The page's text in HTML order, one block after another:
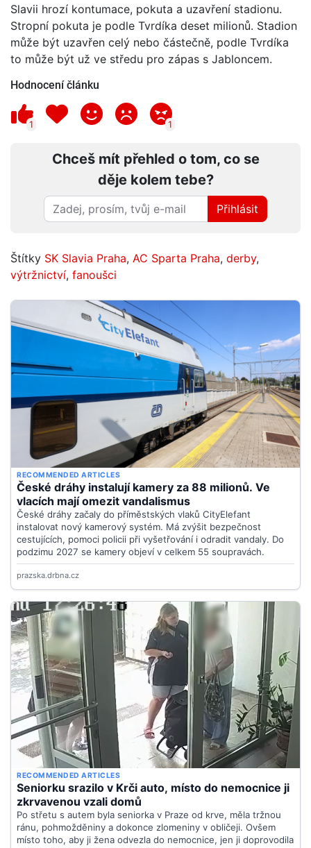
Slavii hrozí kontumace, pokuta a uzavření stadionu.
Stropní pokuta je podle Tvrdíka deset milionů. Stadion
může být uzavřen celý nebo částečně, podle Tvrdíka
to může být už ve středu pro zápas s Jabloncem.
Hodnocení článku
1 1
Chceš mít přehled o tom, co se
děje kolem tebe?
Přihlásit
Štítky SK Slavia Praha, AC Sparta Praha, derby,
výtržnictví, fanoušci